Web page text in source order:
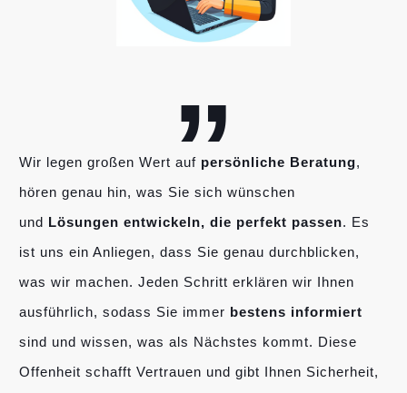
„
Wir legen großen Wert auf persönliche Beratung,
hören genau hin, was Sie sich wünschen
und Lösungen entwickeln, die perfekt passen. Es
ist uns ein Anliegen, dass Sie genau durchblicken,
was wir machen. Jeden Schritt erklären wir Ihnen
ausführlich, sodass Sie immer bestens informiert
sind und wissen, was als Nächstes kommt. Diese
Offenheit schafft Vertrauen und gibt Ihnen Sicherheit,